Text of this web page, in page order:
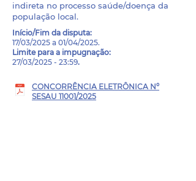
indireta no processo saúde/doença da
população local.
Início/Fim da disputa:
17/03/2025 a 01/04/2025.
Limite para a impugnação:
27/03/2025 - 23:59.
CONCORRÊNCIA ELETRÔNICA Nº
SESAU 11001/2025